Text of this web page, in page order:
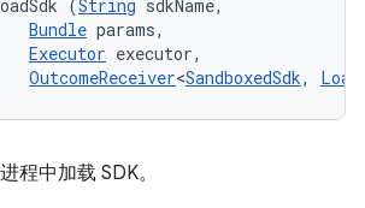
(String sdkName,
Bundle params,
Executor executor,
OutcomeReceiver<SandboxedSdk,
程中加载 SDK。